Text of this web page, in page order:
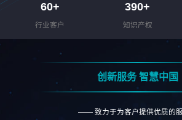
60+
行业客户
390+
知识产权
创新服务 智慧中国
—— 致力于为客户提供优质的